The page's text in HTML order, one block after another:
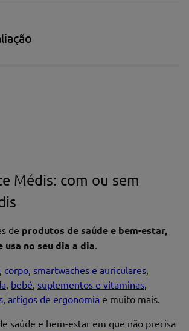
Médis: com ou sem
de produtos de saúde e bem-estar,
usa no seu dia a dia.
, corpo, smartwaches e auriculares,
, bebé, suplementos e vitaminas,
artigos de ergonomia e muito mais.
saúde e bem-estar em que não precisa